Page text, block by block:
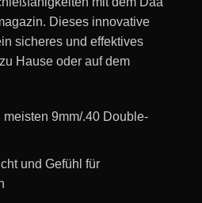
Dieses innovative
sicheres und effektives
Hause oder auf dem
9mm/.40 Double-
und Gefühl für